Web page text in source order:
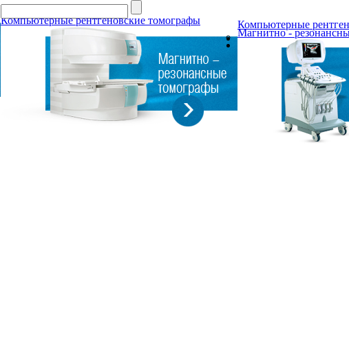
Компьютерные рентгеновские томографы
Магнитно -
Компьютерные